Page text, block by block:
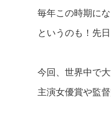
毎年この時期に
というのも！先
今回、 世界中で
主演女優賞や監